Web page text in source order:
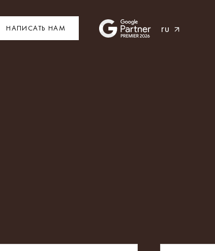
НАПИСАТЬ НАМ ru